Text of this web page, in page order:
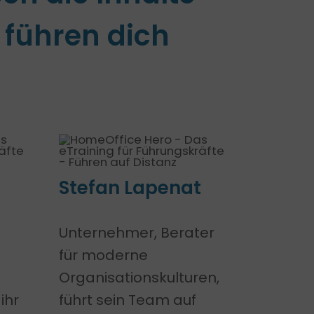
dich
Stefan Lapenat
Unternehmer, Berater
für moderne
Organisationskulturen,
führt sein Team auf